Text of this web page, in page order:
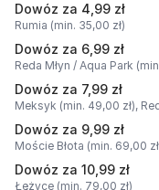
Dowóz za 4,99 zł
Rumia (min. 35,00 zł)
Dowóz za 6,99 zł
Reda Młyn / Aqua Park
Dowóz za 7,99 zł
Meksyk (min. 49,00 zł),
Dowóz za 9,99 zł
Moście Błota (min. 69,00
Dowóz za 10,99 zł
Łężyce (min. 79,00 zł)